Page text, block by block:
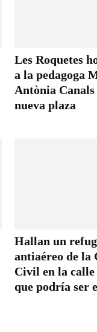
Les Roquetes
a la pedagoga
Antònia Canals
nueva plaza
Hallan un
antiaéreo de la
Civil en la
que podría ser